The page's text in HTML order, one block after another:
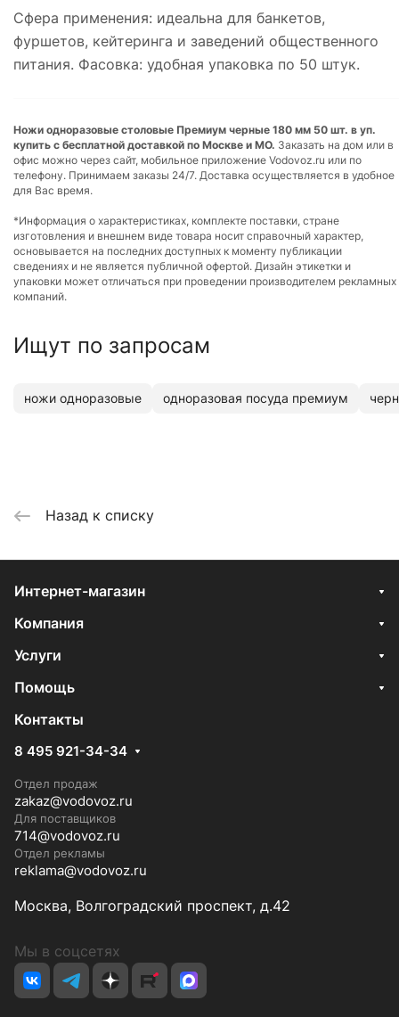
Сфера применения: идеальна для банкетов,
фуршетов, кейтеринга и заведений общественного
питания. Фасовка: удобная упаковка по 50 штук.
Ножи одноразовые столовые Премиум черные 180 мм 50 шт. в уп.
купить с бесплатной доставкой по Москве и МО. Заказать на дом или в
офис можно через сайт, мобильное приложение Vodovoz.ru или по
телефону. Принимаем заказы 24/7. Доставка осуществляется в удобное
для Вас время.
*Информация о характеристиках, комплекте поставки, стране
изготовления и внешнем виде товара носит справочный характер,
основывается на последних доступных к моменту публикации
сведениях и не является публичной офертой. Дизайн этикетки и
упаковки может отличаться при проведении производителем рекламных
компаний.
Ищут по запросам
ножи одноразовые одноразовая посуда премиум
Назад к списку
Интернет-магазин
Компания
Услуги
Помощь
Контакты
8 495 921-34-34
Отдел продаж
zakaz@vodovoz.ru
Для поставщиков
714@vodovoz.ru
Отдел рекламы
reklama@vodovoz.ru
Москва, Волгоградский проспект, д.42
Мы в соцсетях